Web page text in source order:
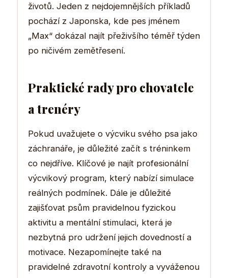
životů. Jeden z nejdojemnějších příkladů
pochází z Japonska, kde pes jménem
„Max“ dokázal najít přeživšího téměř týden
po ničivém zemětřesení.
Praktické rady pro chovatele
a trenéry
Pokud uvažujete o výcviku svého psa jako
záchranáře, je důležité začít s tréninkem
co nejdříve. Klíčové je najít profesionální
výcvikový program, který nabízí simulace
reálných podmínek. Dále je důležité
zajišťovat psům pravidelnou fyzickou
aktivitu a mentální stimulaci, která je
nezbytná pro udržení jejich dovedností a
motivace. Nezapomínejte také na
pravidelné zdravotní kontroly a vyváženou